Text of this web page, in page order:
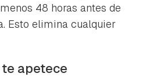
48 horas antes de
Esto elimina cualquier
apetece